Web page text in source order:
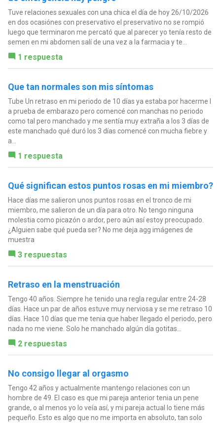
Tuve relaciones sexuales con una chica el día de hoy 26/10/2026
en dos ocasiónes con preservativo el preservativo no se rompió
luego que terminaron me percató que al parecer yo tenía resto de
semen en mi abdomen salí de una vez a la farmacia y te...
1 respuesta
Que tan normales son mis síntomas
Tube Un retraso en mi periodo de 10 días ya estaba por hacerme I
a prueba de embarazo pero comencé con manchas no periodo
como tal pero manchado y me sentía muy extraña a los 3 días de
este manchado qué duró los 3 días comencé con mucha fiebre y
a...
1 respuesta
Qué significan estos puntos rosas en mi miembro?
Hace días me salieron unos puntos rosas en el tronco de mi
miembro, me salieron de un día para otro. No tengo ninguna
molestia como picazón o ardor, pero aún así estoy preocupado.
¿Alguien sabe qué pueda ser? No me deja agg imágenes de
muestra
3 respuestas
Retraso en la menstruación
Tengo 40 años. Siempre he tenido una regla regular entre 24-28
días. Hace un par de años estuve muy nerviosa y se me retraso 10
días. Hace 10 días que me tenia que haber llegado el periodo, pero
nada no me viene. Solo he manchado algún día gotitas...
2 respuestas
No consigo llegar al orgasmo
Tengo 42 años y actualmente mantengo relaciones con un
hombre de 49. El caso es que mi pareja anterior tenia un pene
grande, o al menos yo lo veía así, y mi pareja actual lo tiene más
pequeño. Esto es algo que no me importa en absoluto, tan solo